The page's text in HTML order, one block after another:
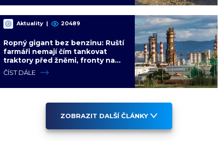
Aktuality | 20489
Ropný gigant bez benzinu: Ruští
farmáři nemají čím tankovat
traktory před žněmi, fronty na
pumpy trvají i několik dní
ČÍST DÁLE
ZOBRAZIT DALŠÍ ČLÁNKY